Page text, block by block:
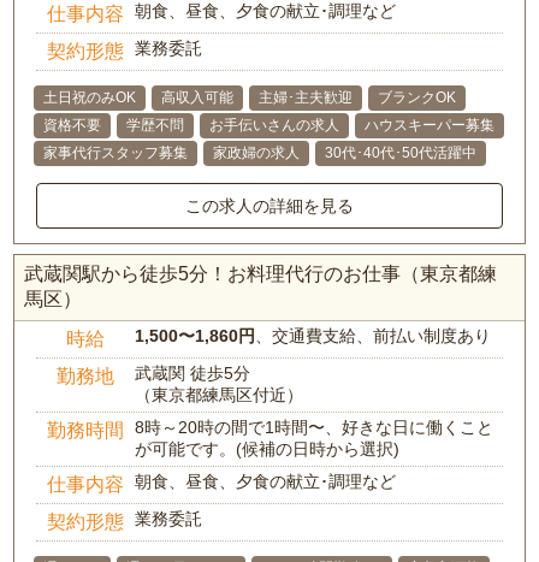
仕事内容 朝食、昼食、夕食の献立･調理など
契約形態 業務委託
土日祝のみOK 高収入可能 主婦･主夫歓迎
ブランクOK
資格不要
学歴不問 お手伝いさんの求人
ハウスキーパー募集
家事代行スタッフ募集
家政婦の求人 30代･40代･50代活躍中
この求人の詳細を見る
武蔵関駅から徒歩5分！お料理代行のお仕事（東京都練
馬区）
時給 1,500〜1,860円 、交通費支給、前払い制度あり
勤務地
武蔵関 徒歩5分
（東京都練馬区付近）
勤務時間
8時～20時の間で1時間〜、好きな日に働くこと
が可能です。(候補の日時から選択)
仕事内容 朝食、昼食、夕食の献立･調理など
契約形態 業務委託